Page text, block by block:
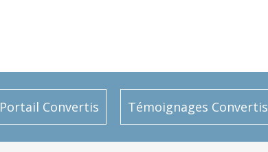
Portail Convertis Témoignages Convertis